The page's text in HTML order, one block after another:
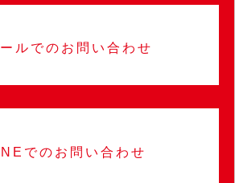
ールでのお問い合わせ
でのお問い合わせ